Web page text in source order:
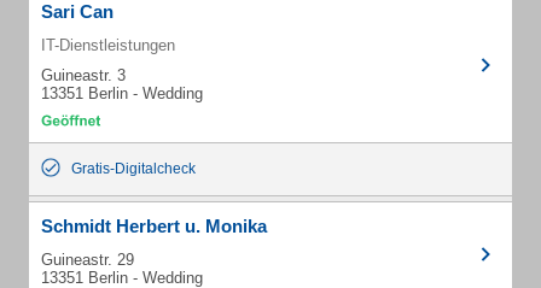
Sari Can
IT-Dienstleistungen
Guineastr. 3
13351 Berlin - Wedding
Gratis-Digitalcheck
Schmidt Herbert u. Monika
Guineastr. 29
13351 Berlin - Wedding